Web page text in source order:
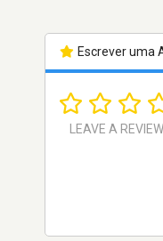
Escrever uma